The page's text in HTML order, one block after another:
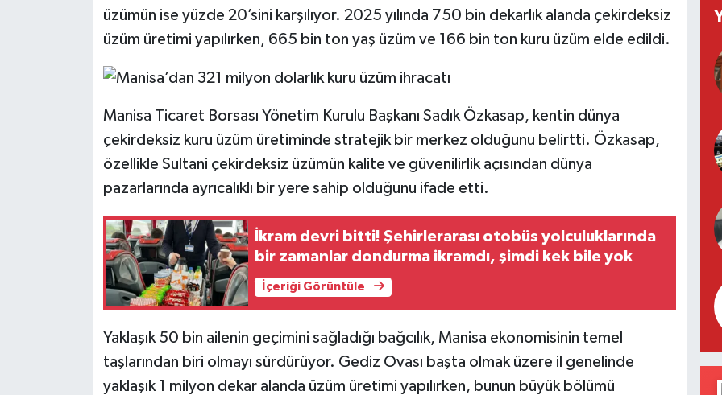
üzümün ise yüzde 20’sini karşılıyor. 2025 yılında 750 bin dekarlık alanda çekirdeksiz
üzüm üretimi yapılırken, 665 bin ton yaş üzüm ve 166 bin ton kuru üzüm elde edildi.
Manisa Ticaret Borsası Yönetim Kurulu Başkanı Sadık Özkasap, kentin dünya
çekirdeksiz kuru üzüm üretiminde stratejik bir merkez olduğunu belirtti. Özkasap,
özellikle Sultani çekirdeksiz üzümün kalite ve güvenilirlik açısından dünya
pazarlarında ayrıcalıklı bir yere sahip olduğunu ifade etti.
İkram devri bitti! Şehirlerarası otobüs yolculuklarında
bir zamanlar dondurma ikramdı, şimdi kek bile yok
İçeriği Görüntüle
Yaklaşık 50 bin ailenin geçimini sağladığı bağcılık, Manisa ekonomisinin temel
taşlarından biri olmayı sürdürüyor. Gediz Ovası başta olmak üzere il genelinde
yaklaşık 1 milyon dekar alanda üzüm üretimi yapılırken, bunun büyük bölümü